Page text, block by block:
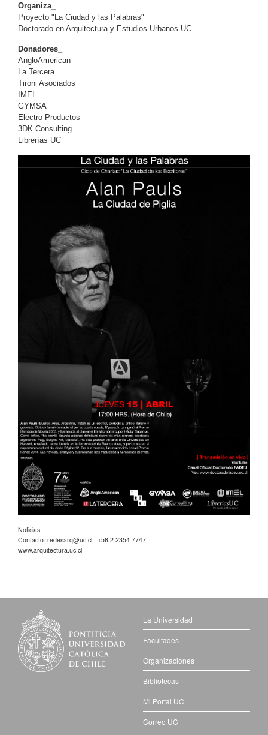
Organiza_
Proyecto "La Ciudad y las Palabras"
Doctorado en Arquitectura y Estudios Urbanos UC
Donadores_
AngloAmerican
La Tercera
Tironi Asociados
IMEL
GYMSA
Electro Productos
3DK Consulting
Librerías UC
Noticias
Contacto: redesarq@uc.cl | +56 2 2354 7747
www.arquitectura.uc.cl
La Universidad
Facultades
Organizaciones
Bibliotecas
Mi Portal UC
Correo UC